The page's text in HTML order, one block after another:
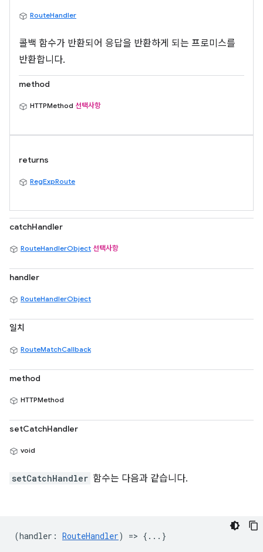
RouteHandler
콜백 함수가 반환되어 응답을 반환하게 되는 프로미스를
반환합니다.
method
HTTPMethod 선택사항
returns
RegExpRoute
catchHandler
RouteHandlerObject 선택사항
handler
RouteHandlerObject
일치
RouteMatchCallback
method
HTTPMethod
setCatchHandler
void
setCatchHandler 함수는 다음과 같습니다.
(handler : RouteHandler) => {...}